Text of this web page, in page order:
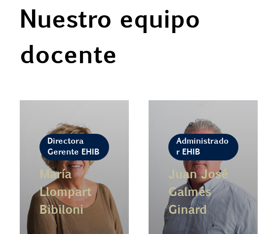
Nuestro equipo
docente
Directora
Gerente EHIB
María
Llompart
Bibiloni
Administrado
r EHIB
Juan José
Galmés
Ginard